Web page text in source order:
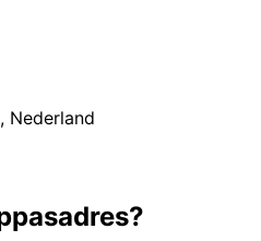
Nederland